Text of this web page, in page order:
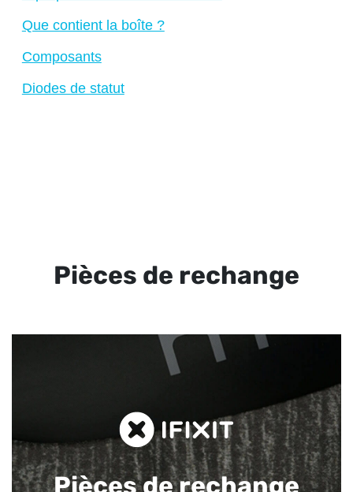
Que contient la boîte ?
Composants
Diodes de statut
Pièces de rechange
Pièces de rechange